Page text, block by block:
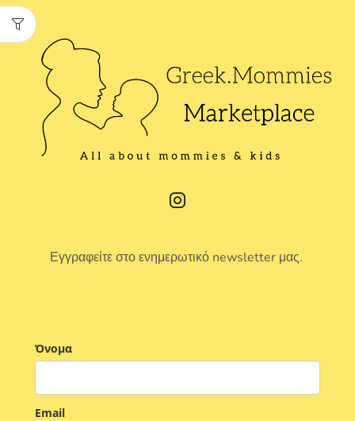
Εγγραφείτε στο ενημερωτικό newsletter μας.
Όνομα
Email